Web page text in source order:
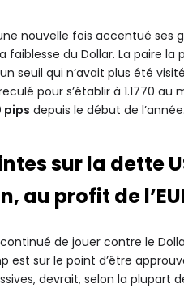
une nouvelle fois accentué
faiblesse du Dollar. La paire
un seuil qui n’avait plus été
pour s’établir à 1.1770
pips depuis le début de l’année.
sur la dette
au profit de
de jouer contre le
est sur le point d’être
devrait, selon la plupart